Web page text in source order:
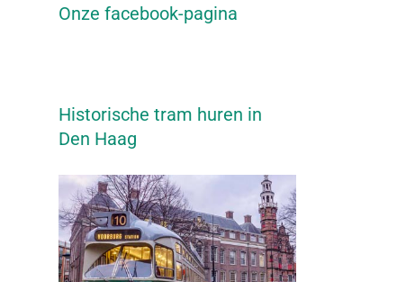
Onze facebook-pagina
Historische tram huren in
Den Haag